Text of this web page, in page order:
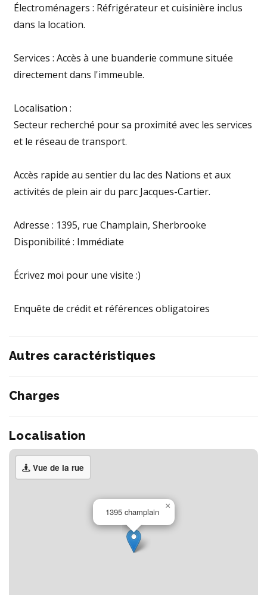
Électroménagers : Réfrigérateur et cuisinière inclus
dans la location.
Services : Accès à une buanderie commune située
directement dans l'immeuble.
Localisation :
Secteur recherché pour sa proximité avec les services
et le réseau de transport.
Accès rapide au sentier du lac des Nations et aux
activités de plein air du parc Jacques-Cartier.
Adresse : 1395, rue Champlain, Sherbrooke
Disponibilité : Immédiate
Écrivez moi pour une visite :)
Enquête de crédit et références obligatoires
Autres caractéristiques
Charges
Localisation
Vue de la rue
1395 champlain
×